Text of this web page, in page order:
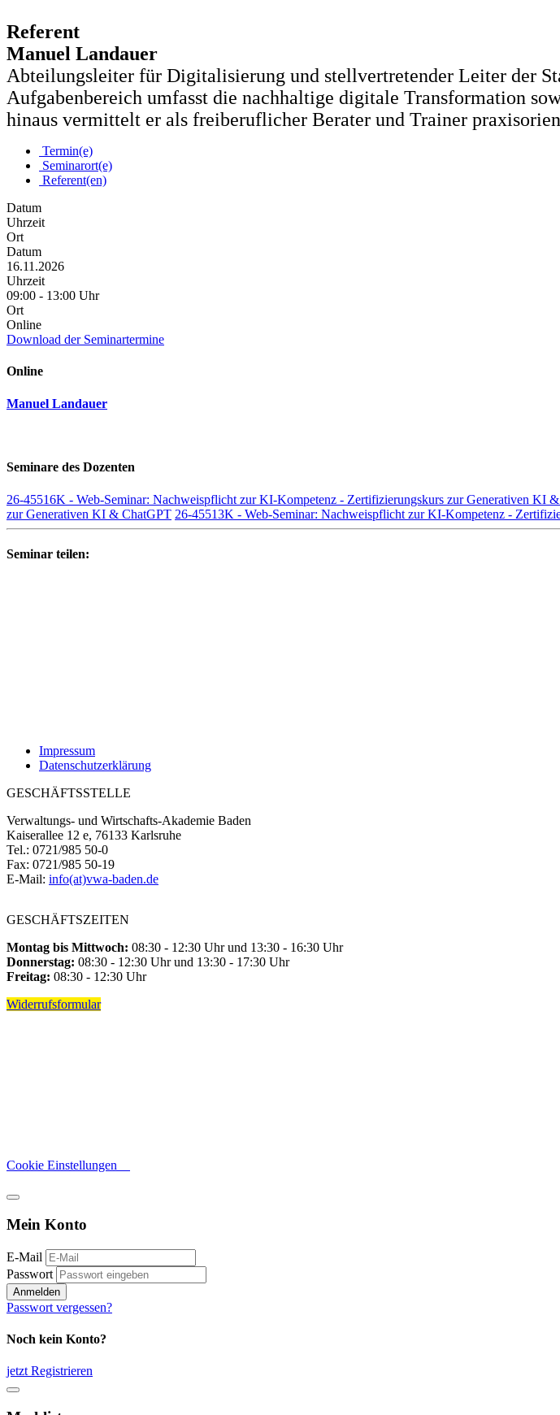
Referent
Manuel Landauer
Abteilungsleiter für Digitalisierung und stellvertretender Leiter der
Aufgabenbereich umfasst die nachhaltige digitale Transformation
hinaus vermittelt er als freiberuflicher Berater und Trainer
Termin(e)
Seminarort(e)
Referent(en)
Datum
Uhrzeit
Ort
Datum
16.11.2026
Uhrzeit
09:00 - 13:00 Uhr
Ort
Online
Download der Seminartermine
Online
Manuel Landauer
Seminare des Dozenten
26-45516K - Web-Seminar: Nachweispflicht zur KI-Kompetenz - Zertifizierungskurs zur Generativen KI
zur Generativen KI & ChatGPT 26-45513K - Web-Seminar: Nachweispflicht zur KI-Kompetenz -
Seminar teilen:
Impressum
Datenschutzerklärung
GESCHÄFTSSTELLE
Verwaltungs- und Wirtschafts-Akademie Baden
Kaiserallee 12 e, 76133 Karlsruhe
Tel.: 0721/985 50-0
Fax: 0721/985 50-19
E-Mail: info(at)vwa-baden.de
GESCHÄFTSZEITEN
Montag bis Mittwoch: 08:30 - 12:30 Uhr und 13:30 - 16:30 Uhr
Donnerstag: 08:30 - 12:30 Uhr und 13:30 - 17:30 Uhr
Freitag: 08:30 - 12:30 Uhr
Widerrufsformular
Cookie Einstellungen
Mein Konto
E-Mail
Passwort
Anmelden
Passwort vergessen?
Noch kein Konto?
jetzt Registrieren